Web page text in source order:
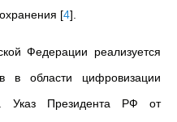
[4]
Федерации реализуется
в области цифровизации
Указ Президента РФ от